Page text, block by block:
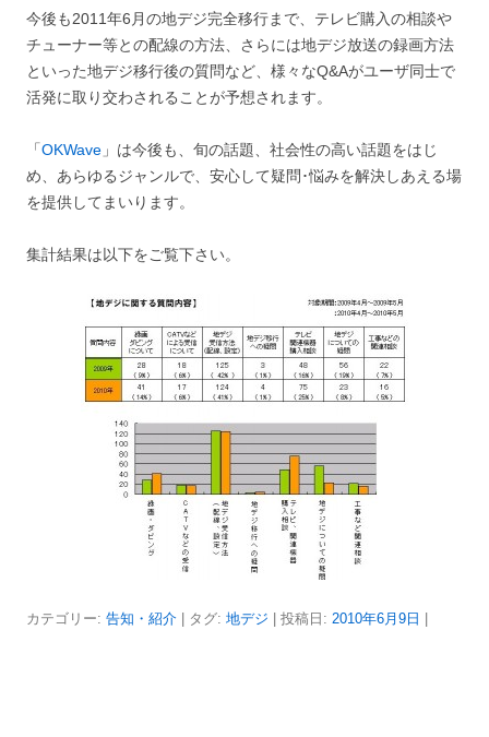
今後も2011年6月の地デジ完全移行まで、テレビ購入の相談や
チューナー等との配線の方法、さらには地デジ放送の録画方法
といった地デジ移行後の質問など、様々なQ&Aがユーザ同士で
活発に取り交わされることが予想されます。
「OKWave 」は今後も、旬の話題、社会性の高い話題をはじ
め、あらゆるジャンルで、安心して疑問･悩みを解決しあえる場
を提供してまいります。
集計結果は以下をご覧下さい。
カテゴリー: 告知・紹介 | タグ: 地デジ | 投稿日: 2010年6月9日